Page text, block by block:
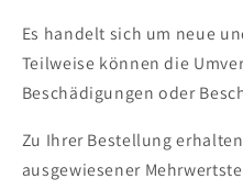
Es handelt sich um neue
Teilweise können die
Beschädigungen oder
Zu Ihrer Bestellung
ausgewiesener